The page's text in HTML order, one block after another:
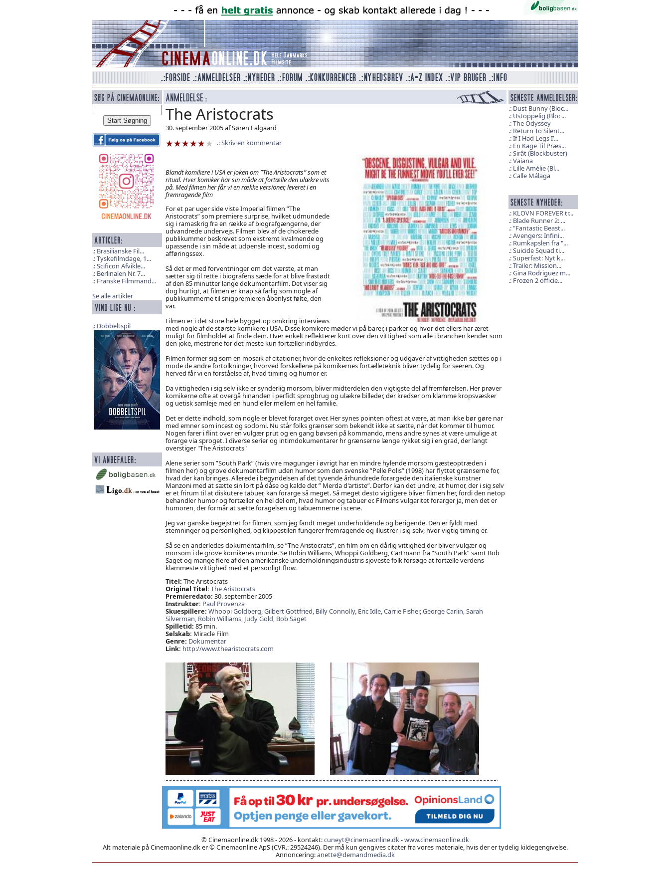
Brasilianske Fil...
Tyskefilmdage, 1...
Scificon Afvikle...
Berlinalen Nr. 7...
Franske Filmmand...
Se alle artikler
Dobbeltspil
The Aristocrats
30. september 2005 af Søren Falgaard
Skriv en kommentar
Blandt komikere i USA er joken om ”The Aristocrats” som et
ritual. Hver komiker har sin måde at fortælle den ulækre vits
på. Med filmen her får vi en række versioner, leveret i en
fremragende film
For et par uger side viste Imperial filmen ”The
Aristocrats” som premiere surprise, hvilket udmundede
sig i ramaskrig fra en række af biografgængerne, der
udvandrede undervejs. Filmen blev af de chokerede
publikummer beskrevet som ekstremt kvalmende og
upassende i sin måde at udpensle incest, sodomi og
afføringssex.
Så det er med forventninger om det værste, at man
sætter sig til rette i biografens sæde for at blive frastødt
af den 85 minutter lange dokumentarfilm. Det viser sig
dog hurtigt, at filmen er knap så farlig som nogle af
publikummerne til snigpremieren åbenlyst følte, den
var.
Filmen er i det store hele bygget op omkring interviews
med nogle af de største komikere i USA. Disse komikere møder vi på barer, i parker og hvor det ellers har æret
muligt for filmholdet at finde dem. Hver enkelt reflekterer kort over den vittighed som alle i branchen kender som
den joke, mestrene for det meste kun fortæller indbyrdes.
Filmen former sig som en mosaik af citationer, hvor de enkeltes refleksioner og udgaver af vittigheden sættes op i
mode de andre fortolkninger, hvorved forskellene på komikernes fortælleteknik bliver tydelig for seeren. Og
herved får vi en forståelse af, hvad timing og humor er.
Da vittigheden i sig selv ikke er synderlig morsom, bliver midterdelen den vigtigste del af fremførelsen. Her prøver
komikerne ofte at overgå hinanden i perfidt sprogbrug og ulækre billeder, der kredser om klamme kropsvæsker
og uetisk samleje med en hund eller mellem en hel familie.
Det er dette indhold, som nogle er blevet forarget over. Her synes pointen oftest at være, at man ikke bør gøre nar
med emner som incest og sodomi. Nu står folks grænser som bekendt ikke at sætte, når det kommer til humor.
Nogen farer i flint over en vulgær prut og en gang bøvseri på kommando, mens andre synes at være umulige at
forarge via sproget. I diverse serier og intimdokumentarer hr grænserne længe rykket sig i en grad, der langt
overstiger "The Aristocrats"
Alene serier som ”South Park” (hvis vire møgunger i øvrigt har en mindre hylende morsom gæsteoptræden i
filmen her) og grove dokumentarfilm uden humor som den svenske ”Pelle Polis” (1998) har flyttet grænserne for,
hvad der kan bringes. Allerede i begyndelsen af det tyvende århundrede forargede den italienske kunstner
Manzoni med at sætte sin lort på dåse og kalde det ” Merda d'artiste”. Derfor kan det undre, at humor, der i sig selv
er et frirum til at diskutere tabuer, kan forarge så meget. Så meget desto vigtigere bliver filmen her, fordi den netop
behandler humor og fortæller en hel del om, hvad humor og tabuer er. Filmens vulgaritet forarger ja, men det er
humoren, der formår at sætte foragelsen og tabuemnerne i scene.
Jeg var ganske begejstret for filmen, som jeg fandt meget underholdende og berigende. Den er fyldt med
stemninger og personlighed, og klippestilen fungerer fremragende og illustrer i sig selv, hvor vigtig timing er.
Så se en anderledes dokumentarfilm, se ”The Aristocrats”, en film om en dårlig vittighed der bliver vulgær og
morsom i de grove komikeres munde. Se Robin Williams, Whoppi Goldberg, Cartmann fra ”South Park” samt Bob
Saget og mange flere af den amerikanske underholdningsindustris sjoveste folk forsøge at fortælle verdens
klammeste vittighed med et personligt flow.
Titel: The Aristocrats
Original Titel: The Aristocrats
Premieredato: 30. september 2005
Instruktør: Paul Provenza
Skuespillere: Whoopi Goldberg,Gilbert Gottfried, Billy Connolly, Eric Idle,Carrie Fisher,George Carlin,Sarah
Silverman, Robin Williams, Judy Gold, Bob Saget
Spilletid: 85 min.
Selskab: Miracle Film
Genre: Dokumentar
Link: http://www.thearistocrats.com
Dust Bunny (Bloc...
Ustoppelig (Bloc...
The Odyssey
Return To Silent...
If I Had Legs I’...
En Kage Til Præs...
Sirât (Blockbuster)
Vaiana
Lille Amélie (Bl...
Calle Málaga
KLOVN FOREVER tr...
Blade Runner 2: ...
"Fantastic Beast...
Avengers: Infini...
Rumkapslen fra "...
Suicide Squad ti...
Superfast: Nyt k...
Trailer: Mission...
Gina Rodriguez m...
Frozen 2 officie...
© Cinemaonline.dk 1998 - 2026 - kontakt:cuneyt@cinemaonline.dk-www.cinemaonline.dk
Alt materiale på Cinemaonline.dk er © Cinemaonline ApS (CVR.: 29524246). Der må kun gengives citater fra vores materiale, hvis der er tydelig kildegengivelse.
Annoncering:anette@demandmedia.dk